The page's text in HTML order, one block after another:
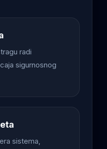
radi
sigurnosnog
sistema,